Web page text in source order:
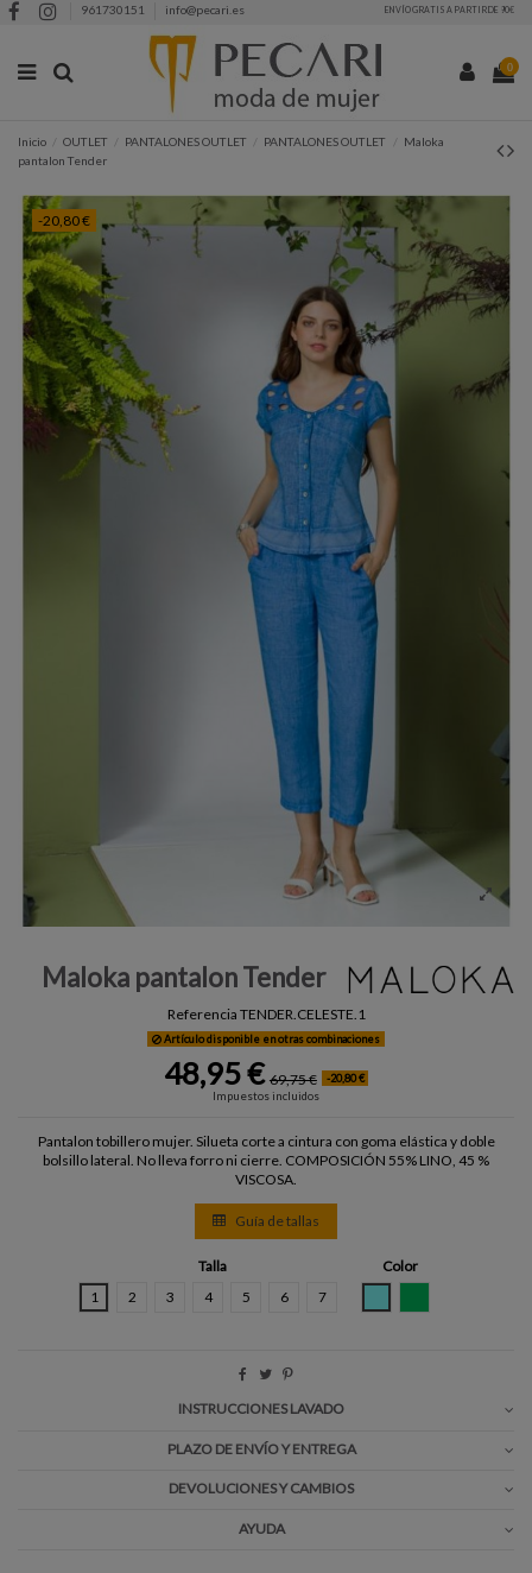
961730151 info@pecari.es ENVÍO GRATIS A PARTIR DE 90€
0
Inicio OUTLET PANTALONES OUTLET PANTALONES OUTLET
Maloka
pantalon Tender
-20,80 €
Maloka pantalon Tender
Referencia TENDER.CELESTE.1
Artículo disponible en otras combinaciones
48,95 € 69,75 €
-20,80 €
Impuestos incluidos
Pantalon tobillero mujer. Silueta corte a cintura con goma elástica y doble
bolsillo lateral. No lleva forro ni cierre. COMPOSICIÓN 55% LINO, 45 %
VISCOSA.
Guía de tallas
Talla
1
2 3 4 5 6 7
Color
INSTRUCCIONES LAVADO
PLAZO DE ENVÍO Y ENTREGA
DEVOLUCIONES Y CAMBIOS
AYUDA